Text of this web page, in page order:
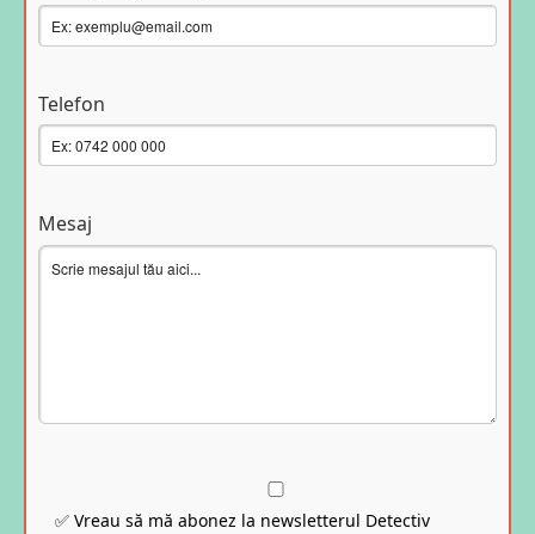
Telefon
Mesaj
✅ Vreau să mă abonez la newsletterul Detectiv